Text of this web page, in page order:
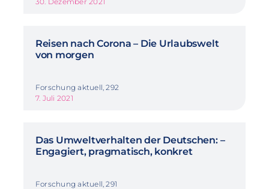
Reisen nach Corona – Die Urlaubswelt
von morgen
Forschung aktuell, 292
7. Juli 2021
Das Umweltverhalten der Deutschen: –
Engagiert, pragmatisch, konkret
Forschung aktuell, 291